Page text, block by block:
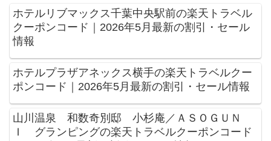
ホテルリブマックス千葉中央駅前の楽天トラベル
クーポンコード｜2026年5月最新の割引・セール
情報
ホテルプラザアネックス横手の楽天トラベルクー
ポンコード｜2026年5月最新の割引・セール情報
山川温泉 和数奇別邸 小杉庵／ＡＳＯＧＵＮ
Ｉ グランピングの楽天トラベルクーポンコード